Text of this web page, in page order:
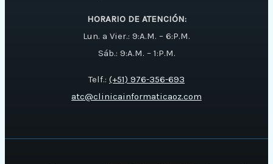
HORARIO DE ATENCIÓN:
Lun. a Vier.: 9:A.M. – 6:P.M.
Sáb.: 9:A.M. – 1:P.M.
Telf.: (+51) 976-356-693
atc@clinicainformaticaoz.com